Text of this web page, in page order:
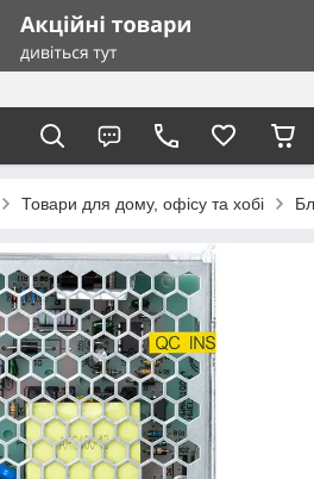
Товари для дому, офісу та хобі